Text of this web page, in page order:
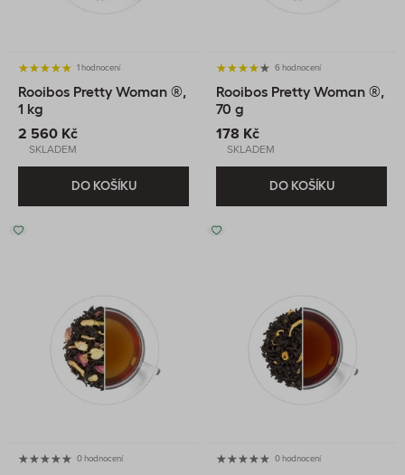
1 hodnocení
Rooibos Pretty Woman ®,
1 kg
2 560 Kč
SKLADEM
DO KOŠÍKU
6 hodnocení
Rooibos Pretty Woman ®,
70 g
178 Kč
SKLADEM
DO KOŠÍKU
0 hodnocení 0 hodnocení